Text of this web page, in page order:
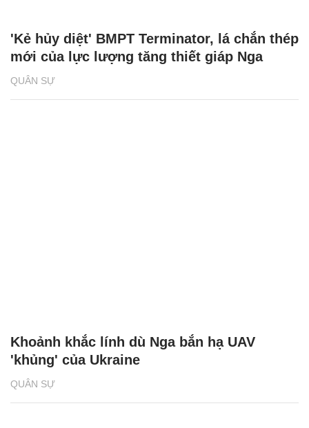
QUÂN SỰ
'Kẻ hủy diệt' BMPT Terminator, lá chắn thép
mới của lực lượng tăng thiết giáp Nga
QUÂN SỰ
Khoảnh khắc lính dù Nga bắn hạ UAV
'khủng' của Ukraine